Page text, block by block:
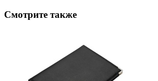
Смотрите также